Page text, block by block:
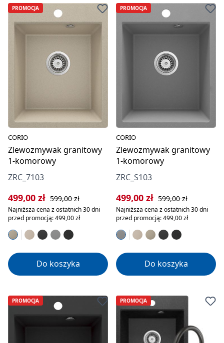
PROMOCJA
CORIO
Zlewozmywak granitowy
1-komorowy
ZRC_7103
Cena sprzedaży:
499,00 zł Cena regularna:
599,00 zł
Najniższa cena z ostatnich 30 dni
przed promocją: 499,00 zł
Do koszyka
PROMOCJA
CORIO
Zlewozmywak granitowy
1-komorowy
ZRC_S103
Cena sprzedaży:
499,00 zł Cena regularna:
599,00 zł
Najniższa cena z ostatnich 30 dni
przed promocją: 499,00 zł
Do koszyka
PROMOCJA PROMOCJA